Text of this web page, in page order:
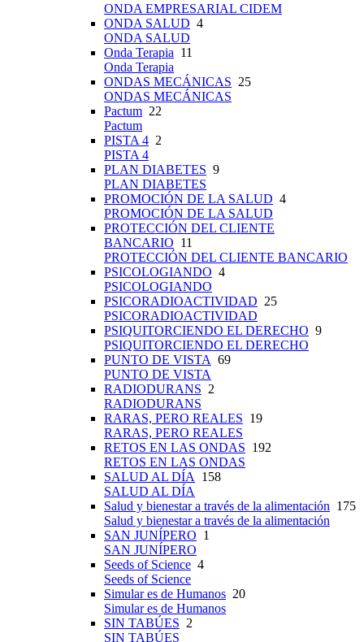
ONDA EMPRESARIAL CIDEM
ONDA SALUD 4
ONDA SALUD
Onda Terapia 11
Onda Terapia
ONDAS MECÁNICAS 25
ONDAS MECÁNICAS
Pactum 22
Pactum
PISTA 4 2
PISTA 4
PLAN DIABETES 9
PLAN DIABETES
PROMOCIÓN DE LA SALUD 4
PROMOCIÓN DE LA SALUD
PROTECCIÓN DEL CLIENTE
BANCARIO 11
PROTECCIÓN DEL CLIENTE BANCARIO
PSICOLOGIANDO 4
PSICOLOGIANDO
PSICORADIOACTIVIDAD 25
PSICORADIOACTIVIDAD
PSIQUITORCIENDO EL DERECHO 9
PSIQUITORCIENDO EL DERECHO
PUNTO DE VISTA 69
PUNTO DE VISTA
RADIODURANS 2
RADIODURANS
RARAS, PERO REALES 19
RARAS, PERO REALES
RETOS EN LAS ONDAS 192
RETOS EN LAS ONDAS
SALUD AL DÍA
158
SALUD AL DÍA
Salud y bienestar a través de la alimentación 175
Salud y bienestar a través de la alimentación
SAN JUNÍPERO 1
SAN JUNÍPERO
Seeds of Science 4
Seeds of Science
Simular es de Humanos 20
Simular es de Humanos
SIN TABÚES 2
SIN TABÚES